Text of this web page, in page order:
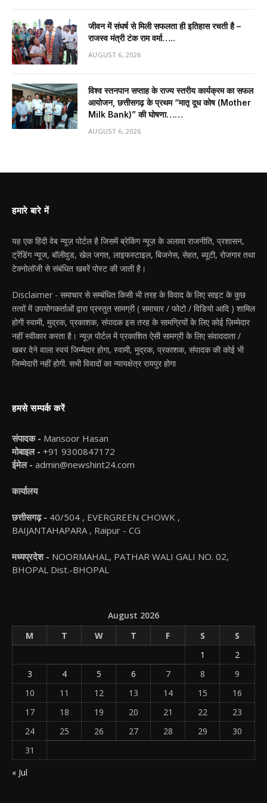
जीवन में संघर्ष से मिली सफलता ही इतिहास रचती है –
राजस्व मंत्री टंक राम वर्मा…..
AUGUST 6, 2026
विश्व स्तनपान सप्ताह के राज्य स्तरीय कार्यक्रम का सफल
आयोजन, छत्तीसगढ़ के प्रथम “मातृ दूध कोष (Mother
Milk Bank)” की घोषणा……
AUGUST 6, 2026
हमारे बारे में
यह एक हिंदी वेब न्यूज़ पोर्टल है जिसमें ब्रेकिंग न्यूज़ के अलावा राजनीति, प्रशासन,
ट्रेंडिंग न्यूज, बॉलीवुड, खेल जगत, लाइफस्टाइल, बिजनेस, सेहत, ब्यूटी, रोजगार तथा
टेक्नोलॉजी से संबंधित खबरें पोस्ट की जाती है।
Disclaimer - समाचार से सम्बंधित किसी भी तरह के विवाद के लिए साइट के कुछ
तत्वों में उपयोगकर्ताओं द्वारा प्रस्तुत सामग्री ( समाचार / फोटो / विडियो आदि ) शामिल
होगी स्वामी, मुद्रक, प्रकाशक, संपादक इस तरह के सामग्रियों के लिए कोई ज़िम्मेदार
नहीं स्वीकार करता है। न्यूज़ पोर्टल में प्रकाशित ऐसी सामग्री के लिए संवाददाता /
खबर देने वाला स्वयं जिम्मेदार होगा, स्वामी, मुद्रक, प्रकाशक, संपादक की कोई भी
जिम्मेदारी नहीं होगी. सभी विवादों का न्यायक्षेत्र रायपुर होगा
हमसे सम्पर्क करें
संपादक - Mansoor Hasan
मोबाइल - +91 9300847172
ईमेल - admin@newshint24.com
कार्यालय
छत्तीसगढ़ - 40/504 , EVERGREEN CHOWK ,
BAIJANTAHAPARA , Raipur - CG
मध्यप्रदेश - NOORMAHAL, PATHAR WALI GALI NO. 02,
BHOPAL Dist.-BHOPAL
August 2026
M
T W T F S
S
1
2
3
4 5 6 7 8
9
10
11 12 13 14 15
16
17
18 19 20 21 22
23
24
25 26 27 28 29
30
31
« Jul